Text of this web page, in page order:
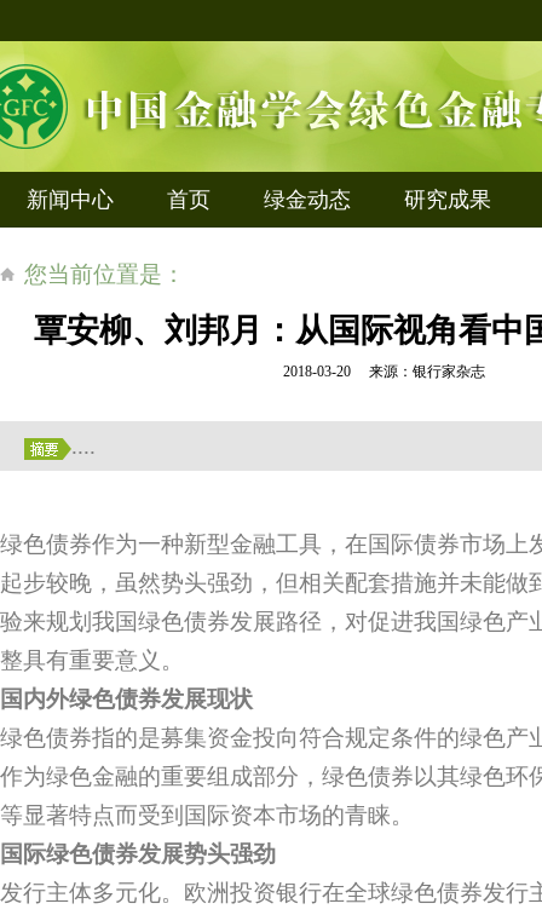
新闻中心 首页 绿金动态 研究成果
您当前位置是：
覃安柳、刘邦月：从国际视角看中
2018-03-20 来源：银行家杂志
....
绿色债券作为一种新型金融工具，在国际债券市场上
起步较晚，虽然势头强劲，但相关配套措施并未能做
验来规划我国绿色债券发展路径，对促进我国绿色产
整具有重要意义。
国内外绿色债券发展现状
绿色债券指的是募集资金投向符合规定条件的绿色产
作为绿色金融的重要组成部分，绿色债券以其绿色环
等显著特点而受到国际资本市场的青睐。
国际绿色债券发展势头强劲
发行主体多元化。欧洲投资银行在全球绿色债券发行